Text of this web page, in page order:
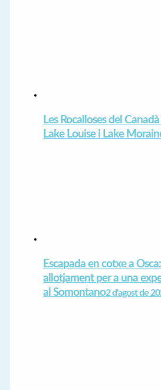
Les Rocalloses del
Lake Louise i Lake
Escapada en cotxe a
allotjament per a una
al Somontano2 d'agost de